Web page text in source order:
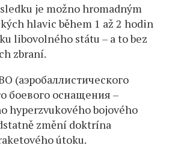
je možno hromadným
hlavic během 1 až 2 hodin
libovolného státu – a to bez
zbraní.
(аэробаллистического
боевого оснащения –
hyperzvukového bojového
změní doktrína
útoku.